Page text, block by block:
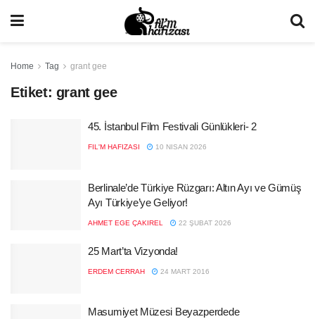
Home Tag grant gee
Etiket: grant gee
45. İstanbul Film Festivali Günlükleri- 2
FIL'M HAFIZASI 10 NISAN 2026
Berlinale’de Türkiye Rüzgarı: Altın Ayı ve Gümüş
Ayı Türkiye’ye Geliyor!
AHMET EGE ÇAKIREL 22 ŞUBAT 2026
25 Mart’ta Vizyonda!
ERDEM CERRAH 24 MART 2016
Masumiyet Müzesi Beyazperdede